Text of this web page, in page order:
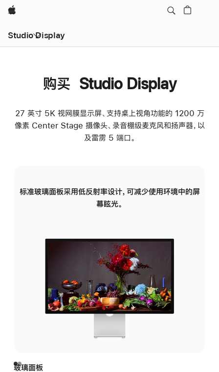
Apple
Studio Display
购买 Studio Display
27 英寸 5K 视网膜显示屏、支持桌上视角功能的 1200 万
像素 Center Stage 摄像头、录音棚级麦克风和扬声器，以
及雷雳 5 端口。
标准玻璃面板采用低反射率设计，可减少使用环境中的屏
幕眩光。
玻璃面板